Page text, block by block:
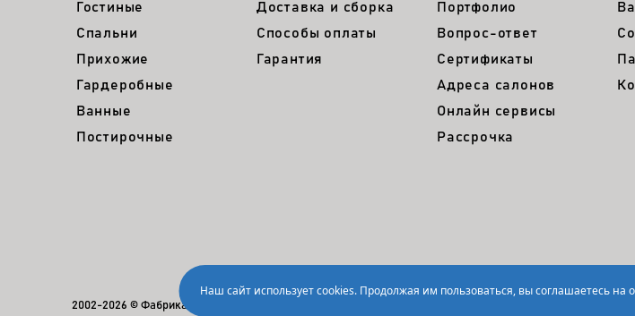
Гостиные
Спальни
Прихожие
Гардеробные
Ванные
Постирочные
Доставка и сборка
Способы оплаты
Гарантия
Портфолио
Вопрос-ответ
Сертификаты
Адреса салонов
Онлайн сервисы
Рассрочка
2002-2026 © Фабрика мебели NEW LINE
Наш сайт использует cookies. Продолжая им пользоваться, вы соглашаетесь на